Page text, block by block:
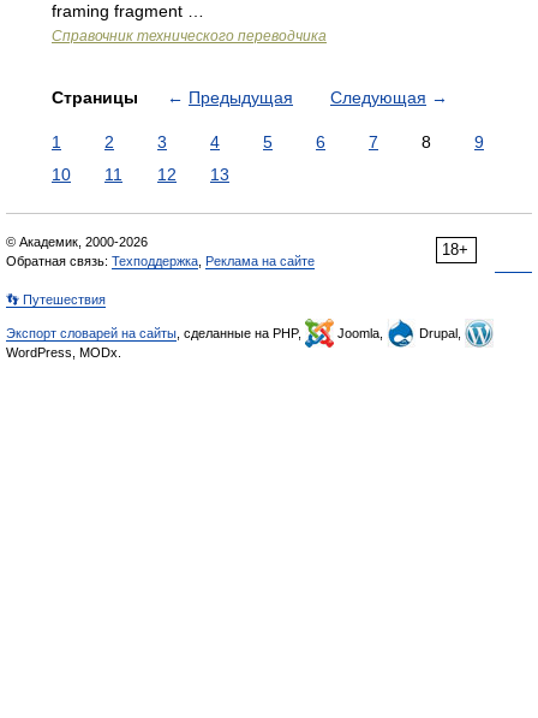
framing fragment …
Справочник технического переводчика
Страницы ← Предыдущая Следующая →
1 2 3 4 5 6 7 8
9
10
11 12 13
18+
© Академик, 2000-2026
Обратная связь: Техподдержка Реклама на сайте
👣 Путешествия
Экспорт словарей на сайты , сделанные на PHP, Joomla,
Drupal,
WordPress, MODx.